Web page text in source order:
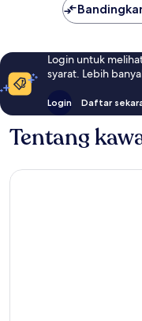
Login untuk
syarat. Lebih
Login Daftar
Tentang